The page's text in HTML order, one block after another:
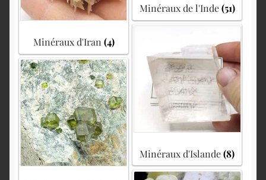
Minéraux de l'Inde(51)
Minéraux d'Iran (4)
Minéraux d'Islande(8)